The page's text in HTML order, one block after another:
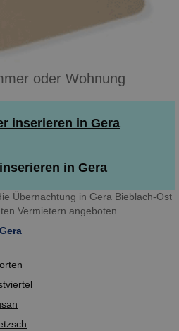
oder Wohnung
inserieren in Gera
in Gera
Übernachtung in Gera Bieblach-Ost
Vermietern angeboten.